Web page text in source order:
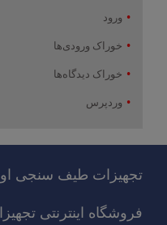
ورود
خوراک ورودی‌ها
خوراک دیدگاه‌ها
وردپرس
تجهیزات طیف سنجی
فروشگاه اینترنتی